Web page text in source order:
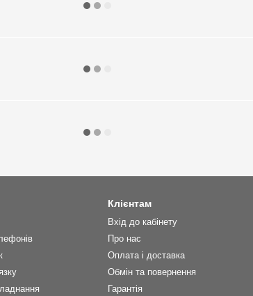
Клієнтам
Вхід до кабінету
Про нас
Оплата і доставка
Обмін та повернення
Гарантія